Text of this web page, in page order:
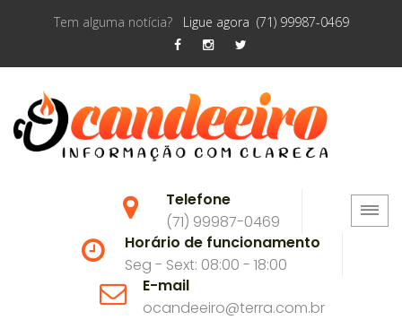
Tem alguma notícia? Ligue agora (71) 99987-0469
Telefone
(71) 99987-0469
Horário de funcionamento
Seg - Sext: 08:00 - 18:00
E-mail
ocandeeiro@terra.com.br